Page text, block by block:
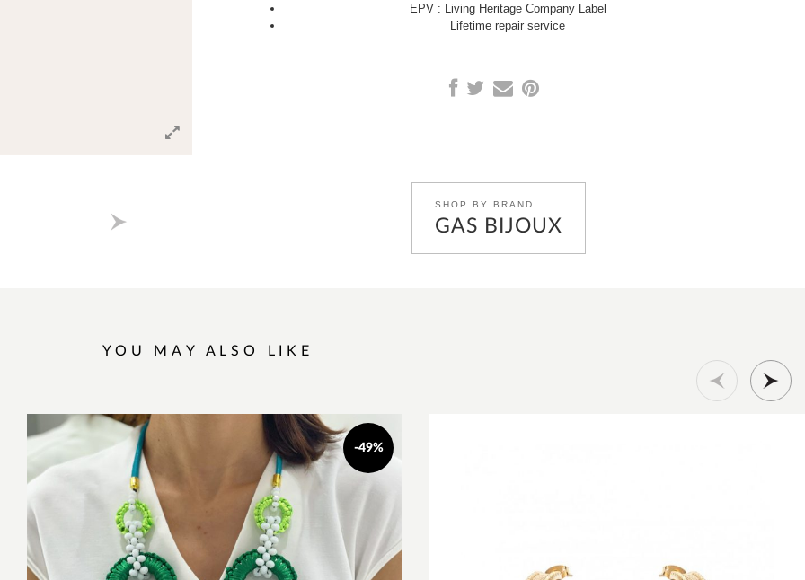
EPV : Living Heritage Company Label
Lifetime repair service
SHOP BY BRAND
GAS BIJOUX
YOU MAY ALSO LIKE
-49%